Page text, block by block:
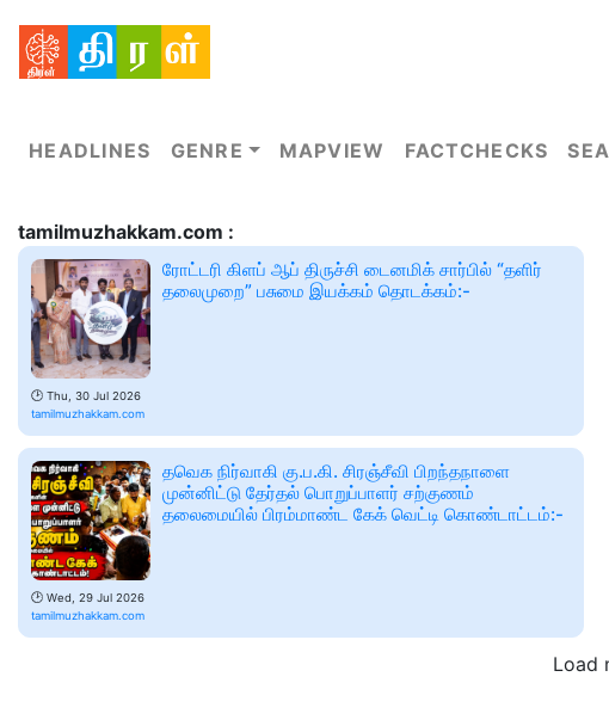
HEADLINES GENRE MAPVIEW FACTCHECKS
tamilmuzhakkam.com :
🕑 Thu, 30 Jul 2026
tamilmuzhakkam.com
ரோட்டரி கிளப் ஆப் திருச்சி டைனமிக் சார்பில் “தளிர்
தலைமுறை” பசுமை இயக்கம் தொடக்கம்:-
🕑 Wed, 29 Jul 2026
tamilmuzhakkam.com
தவெக நிர்வாகி கு.ப.கி. சிரஞ்சீவி பிறந்தநாளை
முன்னிட்டு தேர்தல் பொறுப்பாளர் சற்குணம்
தலைமையில் பிரம்மாண்ட கேக் வெட்டி கொண்டாட்டம்:-
Load